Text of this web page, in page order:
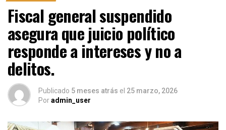
Fiscal general suspendido
asegura que juicio político
responde a intereses y no a
delitos.
Publicado 5 meses atrás el 25 marzo, 2026
Poradmin_user